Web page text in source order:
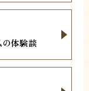
体験談